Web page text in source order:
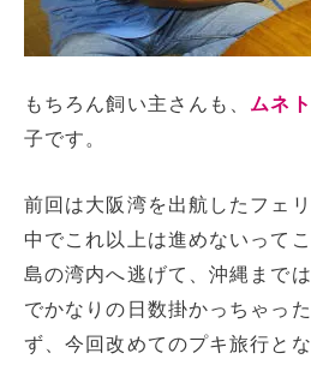
もちろん飼い主さんも、 ムネ
子です。
前回は大阪湾を出航したフェ
中でこれ以上は進めないって
島の湾内へ逃げて、沖縄まで
でかなりの日数掛かっちゃっ
ず、今回改めてのプキ旅行と